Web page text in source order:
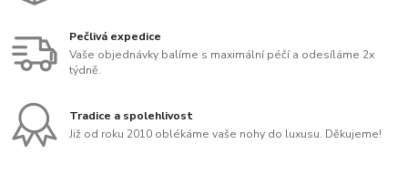
Pečlivá expedice
Vaše objednávky balíme s maximální péčí a odesíláme 2x
týdně.
Tradice a spolehlivost
Již od roku 2010 oblékáme vaše nohy do luxusu. Děkujeme!